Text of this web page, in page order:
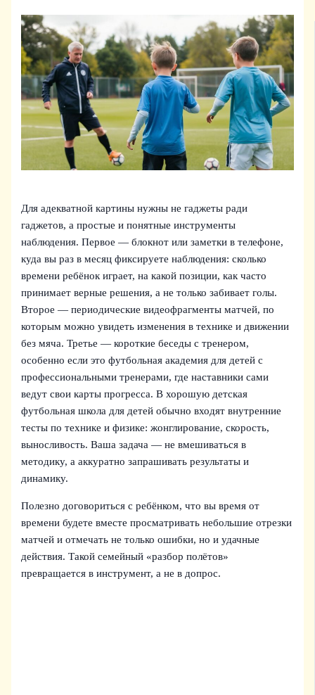
Для адекватной картины нужны не гаджеты ради
гаджетов, а простые и понятные инструменты
наблюдения. Первое — блокнот или заметки в телефоне,
куда вы раз в месяц фиксируете наблюдения: сколько
времени ребёнок играет, на какой позиции, как часто
принимает верные решения, а не только забивает голы.
Второе — периодические видеофрагменты матчей, по
которым можно увидеть изменения в технике и движении
без мяча. Третье — короткие беседы с тренером,
особенно если это футбольная академия для детей с
профессиональными тренерами, где наставники сами
ведут свои карты прогресса. В хорошую детская
футбольная школа для детей обычно входят внутренние
тесты по технике и физике: жонглирование, скорость,
выносливость. Ваша задача — не вмешиваться в
методику, а аккуратно запрашивать результаты и
динамику.
Полезно договориться с ребёнком, что вы время от
времени будете вместе просматривать небольшие отрезки
матчей и отмечать не только ошибки, но и удачные
действия. Такой семейный «разбор полётов»
превращается в инструмент, а не в допрос.